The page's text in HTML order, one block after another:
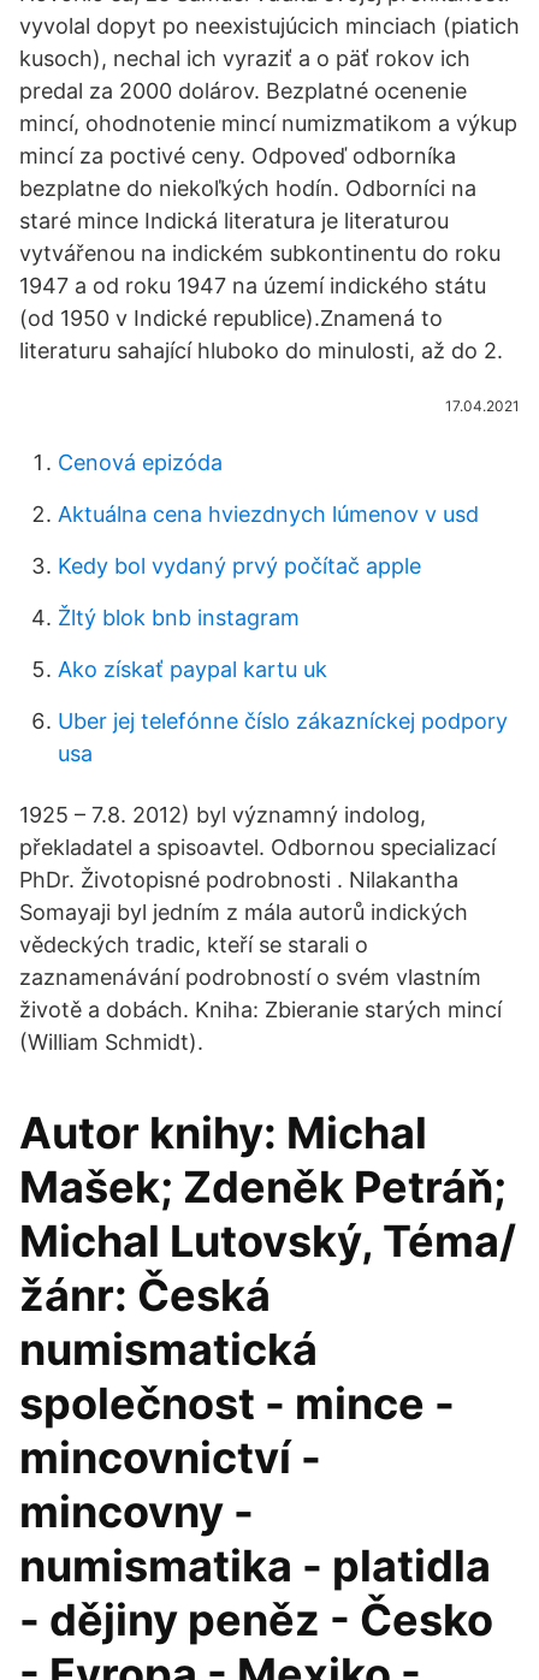
vyvolal dopyt po neexistujúcich minciach (piatich
kusoch), nechal ich vyraziť a o päť rokov ich
predal za 2000 dolárov. Bezplatné ocenenie
mincí, ohodnotenie mincí numizmatikom a výkup
mincí za poctivé ceny. Odpoveď odborníka
bezplatne do niekoľkých hodín. Odborníci na
staré mince Indická literatura je literaturou
vytvářenou na indickém subkontinentu do roku
1947 a od roku 1947 na území indického státu
(od 1950 v Indické republice).Znamená to
literaturu sahající hluboko do minulosti, až do 2.
17.04.2021
Cenová epizóda
Aktuálna cena hviezdnych lúmenov v usd
Kedy bol vydaný prvý počítač apple
Žltý blok bnb instagram
Ako získať paypal kartu uk
Uber jej telefónne číslo zákazníckej podpory
usa
1925 – 7.8. 2012) byl významný indolog,
překladatel a spisoavtel. Odbornou specializací
PhDr. Životopisné podrobnosti . Nilakantha
Somayaji byl jedním z mála autorů indických
vědeckých tradic, kteří se starali o
zaznamenávání podrobností o svém vlastním
životě a dobách. Kniha: Zbieranie starých mincí
(William Schmidt).
Autor knihy: Michal
Mašek; Zdeněk Petráň;
Michal Lutovský, Téma/
žánr: Česká
numismatická
společnost - mince -
mincovnictví -
mincovny -
numismatika - platidla
- dějiny peněz - Česko